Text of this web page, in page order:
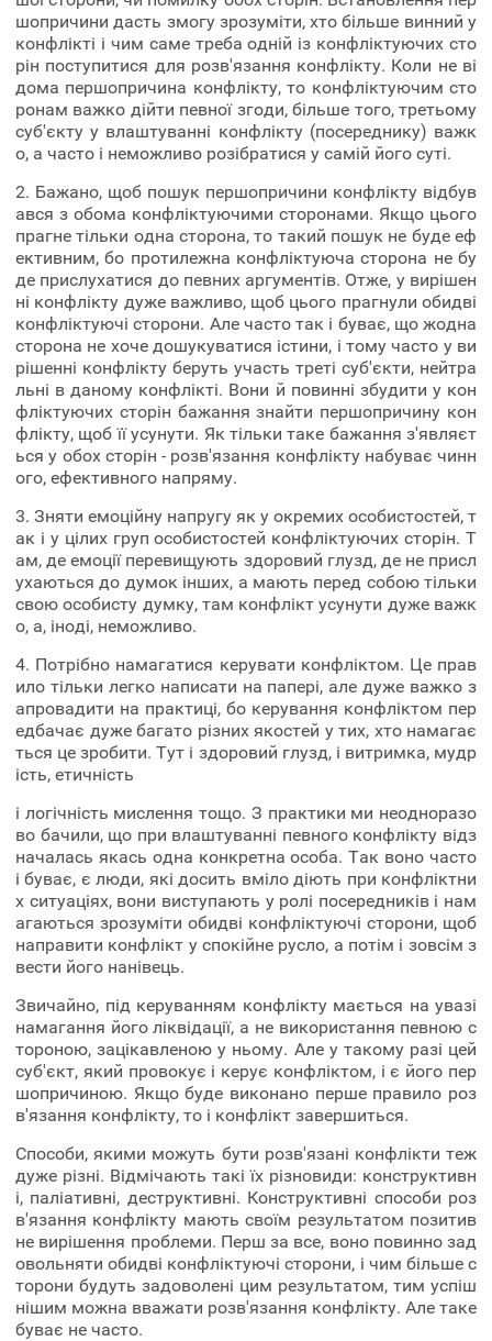
шопричини дасть змогу зрозуміти, хто більше винний у
конфлікті і чим саме треба одній із конфліктуючих сто
рін поступитися для розв'язання конфлікту. Коли не ві
дома першопричина конфлікту, то конфліктуючим сто
ронам важко дійти певної згоди, більше того, третьому
суб'єкту у влаштуванні конфлікту (посереднику) важк
о, а часто і неможливо розібратися у самій його суті.
2. Бажано, щоб пошук першопричини конфлікту відбув
ався з обома конфліктуючими сторонами. Якщо цього
прагне тільки одна сторона, то такий пошук не буде еф
ективним, бо протилежна конфліктуюча сторона не бу
де прислухатися до певних аргументів. Отже, у вирішен
ні конфлікту дуже важливо, щоб цього прагнули обидві
конфліктуючі сторони. Але часто так і буває, що жодна
сторона не хоче дошукуватися істини, і тому часто у ви
рішенні конфлікту беруть участь треті суб'єкти, нейтра
льні в даному конфлікті. Вони й повинні збудити у кон
фліктуючих сторін бажання знайти першопричину кон
флікту, щоб її усунути. Як тільки таке бажання з'являєт
ься у обох сторін - розв'язання конфлікту набуває чинн
ого, ефективного напряму.
3. Зняти емоційну напругу як у окремих особистостей, т
ак і у цілих груп особистостей конфліктуючих сторін. Т
ам, де емоції перевищують здоровий глузд, де не присл
ухаються до думок інших, а мають перед собою тільки
свою особисту думку, там конфлікт усунути дуже важк
о, а, іноді, неможливо.
4. Потрібно намагатися керувати конфліктом. Це прав
ило тільки легко написати на папері, але дуже важко з
апровадити на практиці, бо керування конфліктом пер
едбачає дуже багато різних якостей у тих, хто намагає
ться це зробити. Тут і здоровий глузд, і витримка, мудр
ість, етичність
і логічність мислення тощо. З практики ми неодноразо
во бачили, що при влаштуванні певного конфлікту відз
началась якась одна конкретна особа. Так воно часто
і буває, є люди, які досить вміло діють при конфліктни
х ситуаціях, вони виступають у ролі посередників і нам
агаються зрозуміти обидві конфліктуючі сторони, щоб
направити конфлікт у спокійне русло, а потім і зовсім з
вести його нанівець.
Звичайно, під керуванням конфлікту мається на увазі
намагання його ліквідації, а не використання певною с
тороною, зацікавленою у ньому. Але у такому разі цей
суб'єкт, який провокує і керує конфліктом, і є його пер
шопричиною. Якщо буде виконано перше правило роз
в'язання конфлікту, то і конфлікт завершиться.
Способи, якими можуть бути розв'язані конфлікти теж
дуже різні. Відмічають такі їх різновиди: конструктивн
і, паліативні, деструктивні. Конструктивні способи роз
в'язання конфлікту мають своїм результатом позитив
не вирішення проблеми. Перш за все, воно повинно зад
овольняти обидві конфліктуючі сторони, і чим більше с
торони будуть задоволені цим результатом, тим успіш
нішим можна вважати розв'язання конфлікту. Але таке
буває не часто.